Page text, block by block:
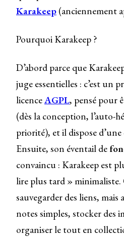
Karakeep (anciennement
Pourquoi Karakeep ?
D’abord parce que
juge essentielles : c’est un
licenceAGPL, pensé pour
(dès la conception, l’auto-
priorité), et il dispose
Ensuite, son éventail de
convaincu : Karakeep est
lire plus tard »
sauvegarder des liens, mais
notes simples, stocker des
organiser le tout en